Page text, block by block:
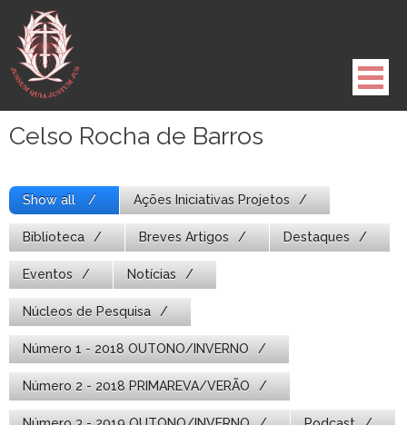
para
conteúdo
Celso Rocha de Barros
Show all Ações Iniciativas Projetos
Biblioteca Breves Artigos Destaques
Eventos Notícias
Núcleos de Pesquisa
Número 1 - 2018 OUTONO/INVERNO
Número 2 - 2018 PRIMAREVA/VERÃO